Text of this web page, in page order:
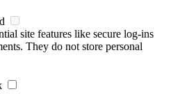
site features like secure log-ins
They do not store personal